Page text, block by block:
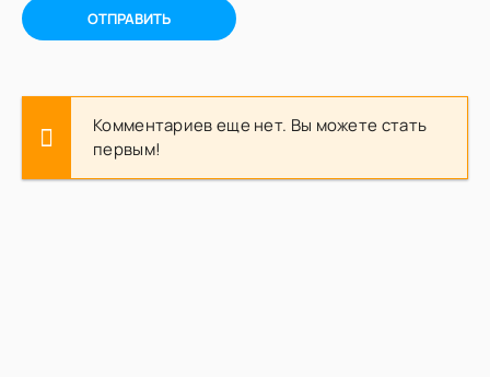
ОТПРАВИТЬ
Комментариев еще нет. Вы можете стать
первым!